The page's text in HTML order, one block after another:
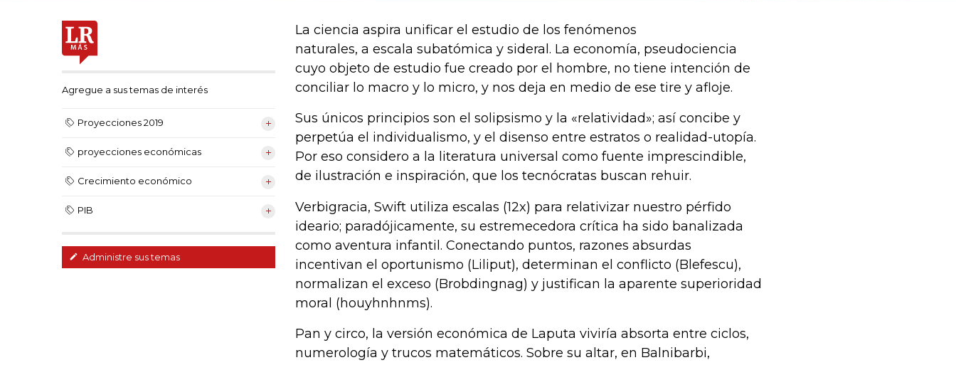
Agregue a sus temas de interés
Proyecciones 2019
proyecciones económicas
Crecimiento económico
PIB
Administre sus temas
La ciencia aspira unificar el estudio de los fenómenos
naturales, a escala subatómica y sideral. La economía, pseudociencia
cuyo objeto de estudio fue creado por el hombre, no tiene intención de
conciliar lo macro y lo micro, y nos deja en medio de ese tire y afloje.
Sus únicos principios son el solipsismo y la «relatividad»; así concibe y
perpetúa el individualismo, y el disenso entre estratos o realidad-utopía.
Por eso considero a la literatura universal como fuente imprescindible,
de ilustración e inspiración, que los tecnócratas buscan rehuir.
Verbigracia, Swift utiliza escalas (12x) para relativizar nuestro pérfido
ideario; paradójicamente, su estremecedora crítica ha sido banalizada
como aventura infantil. Conectando puntos, razones absurdas
incentivan el oportunismo (Liliput), determinan el conflicto (Blefescu),
normalizan el exceso (Brobdingnag) y justifican la aparente superioridad
moral (houyhnhnms).
Pan y circo, la versión económica de Laputa viviría absorta entre ciclos,
numerología y trucos matemáticos. Sobre su altar, en Balnibarbi,